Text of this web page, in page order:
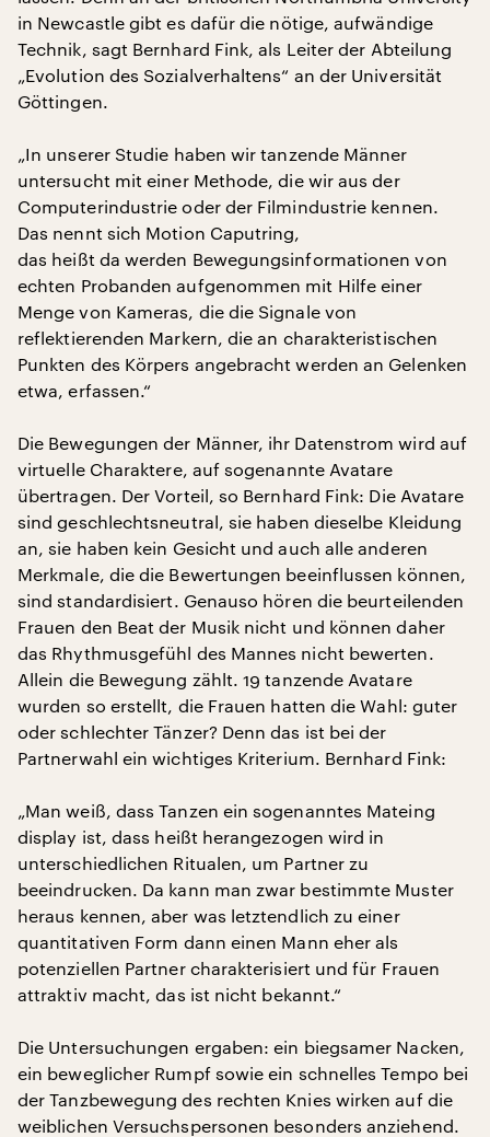
in Newcastle gibt es dafür die nötige, aufwändige
Technik, sagt Bernhard Fink, als Leiter der Abteilung
„Evolution des Sozialverhaltens“ an der Universität
Göttingen.
„In unserer Studie haben wir tanzende Männer
untersucht mit einer Methode, die wir aus der
Computerindustrie oder der Filmindustrie kennen.
Das nennt sich Motion Caputring,
das heißt da werden Bewegungsinformationen von
echten Probanden aufgenommen mit Hilfe einer
Menge von Kameras, die die Signale von
reflektierenden Markern, die an charakteristischen
Punkten des Körpers angebracht werden an Gelenken
etwa, erfassen.“
Die Bewegungen der Männer, ihr Datenstrom wird auf
virtuelle Charaktere, auf sogenannte Avatare
übertragen. Der Vorteil, so Bernhard Fink: Die Avatare
sind geschlechtsneutral, sie haben dieselbe Kleidung
an, sie haben kein Gesicht und auch alle anderen
Merkmale, die die Bewertungen beeinflussen können,
sind standardisiert. Genauso hören die beurteilenden
Frauen den Beat der Musik nicht und können daher
das Rhythmusgefühl des Mannes nicht bewerten.
Allein die Bewegung zählt. 19 tanzende Avatare
wurden so erstellt, die Frauen hatten die Wahl: guter
oder schlechter Tänzer? Denn das ist bei der
Partnerwahl ein wichtiges Kriterium. Bernhard Fink:
„Man weiß, dass Tanzen ein sogenanntes Mateing
display ist, dass heißt herangezogen wird in
unterschiedlichen Ritualen, um Partner zu
beeindrucken. Da kann man zwar bestimmte Muster
heraus kennen, aber was letztendlich zu einer
quantitativen Form dann einen Mann eher als
potenziellen Partner charakterisiert und für Frauen
attraktiv macht, das ist nicht bekannt.“
Die Untersuchungen ergaben: ein biegsamer Nacken,
ein beweglicher Rumpf sowie ein schnelles Tempo bei
der Tanzbewegung des rechten Knies wirken auf die
weiblichen Versuchspersonen besonders anziehend.